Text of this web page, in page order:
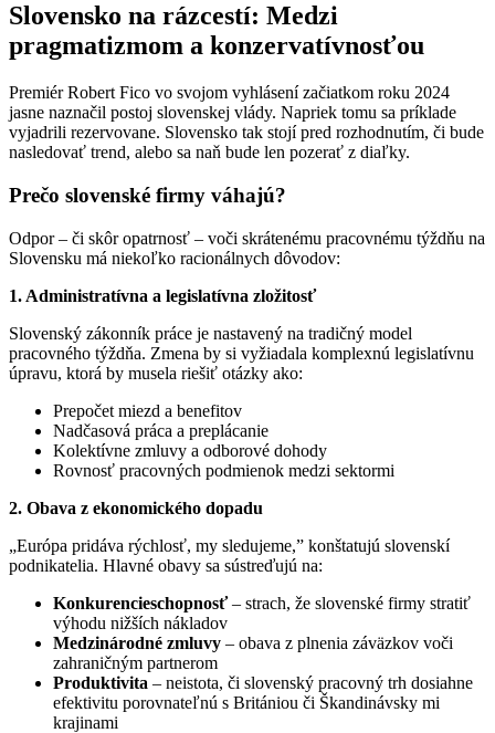
Slovensko na rázcestí: Medzi
pragmatizmom a konzervatívnosťou
Premiér Robert Fico vo svojom vyhlásení začiatkom roku 2024
jasne naznačil postoj slovenskej vlády. Napriek tomu sa príklade
vyjadrili rezervovane. Slovensko tak stojí pred rozhodnutím, či bude
nasledovať trend, alebo sa naň bude len pozerať z diaľky.
Prečo slovenské firmy váhajú?
Odpor – či skôr opatrnosť – voči skrátenému pracovnému týždňu na
Slovensku má niekoľko racionálnych dôvodov:
1. Administratívna a legislatívna zložitosť
Slovenský zákonník práce je nastavený na tradičný model
pracovného týždňa. Zmena by si vyžiadala komplexnú legislatívnu
úpravu, ktorá by musela riešiť otázky ako:
Prepočet miezd a benefitov
Nadčasová práca a preplácanie
Kolektívne zmluvy a odborové dohody
Rovnosť pracovných podmienok medzi sektormi
2. Obava z ekonomického dopadu
„Európa pridáva rýchlosť, my sledujeme,” konštatujú slovenskí
podnikatelia. Hlavné obavy sa sústreďujú na:
Konkurencieschopnosť– strach, že slovenské firmy stratiť
výhodu nižších nákladov
Medzinárodné zmluvy – obava z plnenia záväzkov voči
zahraničným partnerom
Produktivita – neistota, či slovenský pracovný trh dosiahne
efektivitu porovnateľnú s Britániou či Škandinávsky mi
krajinami